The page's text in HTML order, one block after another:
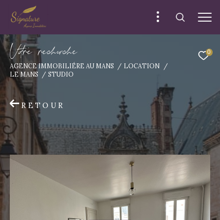
0
Vore recece
AGENCE IMMOBILIÉRE AU MANS
LOCATION
LE MANS
STUDIO
RETOUR